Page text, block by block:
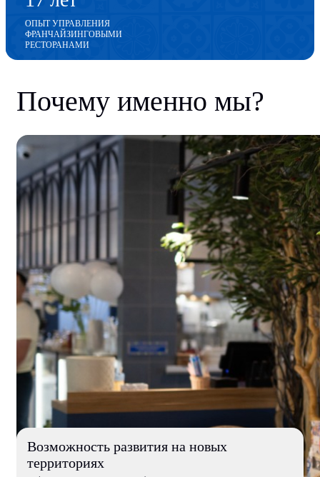
ОПЫТ УПРАВЛЕНИЯ
ФРАНЧАЙЗИНГОВЫМИ
РЕСТОРАНАМИ
Почему именно мы?
Возможность развития на новых
территориях